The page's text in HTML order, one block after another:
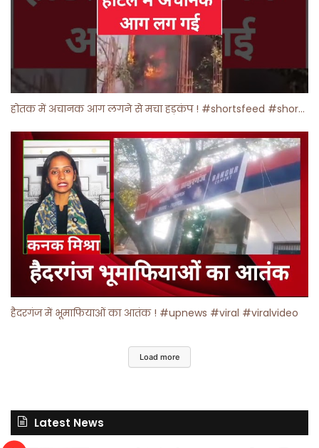
होतक में अचानक आग लगने से मचा हड़कंप ! #shortsfeed #shorts #viralshorts
हैदरगंज में भूमाफियाओं का आतंक ! #upnews #viral #viralvideo
Load more
Latest News